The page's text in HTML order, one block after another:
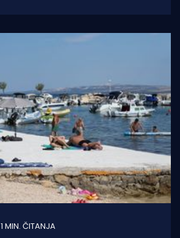
1 MIN. ČITANJA